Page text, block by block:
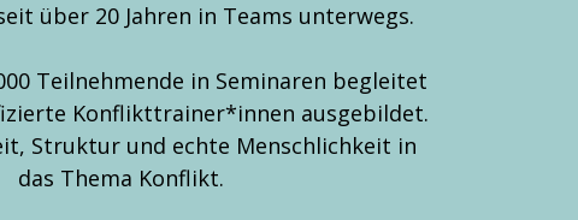
über 20 Jahren in Teams unterwegs.
Teilnehmende in Seminaren begleitet
Konflikttrainer*innen ausgebildet.
Struktur und echte Menschlichkeit in
das Thema Konflikt.